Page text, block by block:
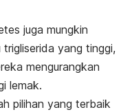
juga mungkin
yang tinggi,
mengurangkan
lemak.
pilihan yang terbaik